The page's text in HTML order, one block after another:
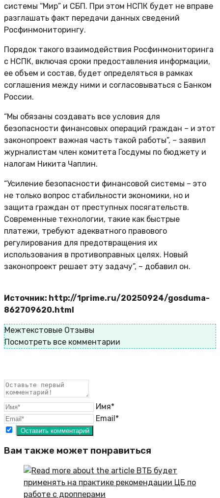
системы “Мир” и СБП. При этом НСПК будет не вправе
разглашать факт передачи данных сведений
Росфинмониторингу.
Порядок такого взаимодействия Росфинмониторинга
с НСПК, включая сроки предоставления информации,
ее объем и состав, будет определяться в рамках
соглашения между ними и согласовываться с Банком
России.
“Мы обязаны создавать все условия для
безопасности финансовых операций граждан – и этот
законопроект важная часть такой работы”, – заявил
журналистам член комитета Госдумы по бюджету и
налогам Никита Чаплин.
“Усиление безопасности финансовой системы – это
не только вопрос стабильности экономики, но и
защита граждан от преступных посягательств.
Современные технологии, такие как быстрые
платежи, требуют адекватного правового
регулирования для предотвращения их
использования в противоправных целях. Новый
законопроект решает эту задачу”, – добавил он.
Источник: http://1prime.ru/20250924/gosduma-
862709620.html
Межтекстовые Отзывы
Посмотреть все комментарии
Имя*
Email*
Вам также может понравиться